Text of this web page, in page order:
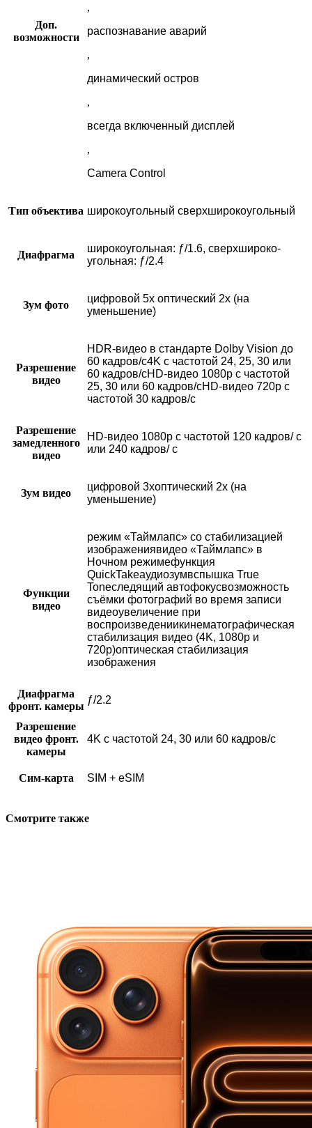
Доп.
возможности
,
распознавание аварий
,
динамический остров
,
всегда включенный дисплей
,
Camera Control
Тип объектива широкоугольный сверхширокоугольный
Диафрагма
широкоугольная: ƒ/1.6, сверхшироко­
угольная: ƒ/2.4
Зум фото
цифровой 5x оптический 2x (на
уменьшение)
Разрешение
видео
HDR‑видео в стандарте Dolby Vision до
60 кадров/с4K с частотой 24, 25, 30 или
60 кадров/сHD-видео 1080p с частотой
25, 30 или 60 кадров/сHD-видео 720p с
частотой 30 кадров/с
Разрешение
замедленного
видео
HD-видео 1080р c частотой 120 кадров/ с
или 240 кадров/ с
Зум видео
цифровой 3хоптический 2x (на
уменьшение)
Функции
видео
режим «Таймлапс» со стабилизацией
изображениявидео «Таймлапс» в
Ночном режимефункция
QuickTakeаудиозумвспышка True
Toneследящий автофокусвозможность
съёмки фотографий во время записи
видеоувеличение при
воспроизведениикинематографическая
стабилизация видео (4K, 1080p и
720p)оптическая стабилизация
изображения
Диафрагма
фронт. камеры
ƒ/2.2
Разрешение
видео фронт.
камеры
4K с частотой 24, 30 или 60 кадров/с
Сим-карта SIM + eSIM
Смотрите также